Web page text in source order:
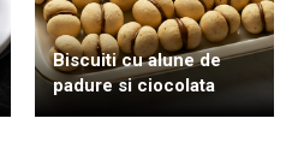
Biscuiti cu alune de
padure si ciocolata